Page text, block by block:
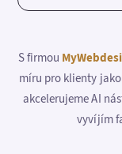
S firmou
míru pro klienty jako
akcelerujeme AI
vyvíjím